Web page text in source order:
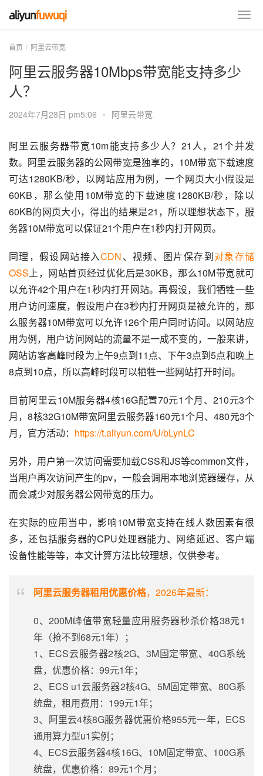
首页 阿里云带宽
阿里云服务器10Mbps带宽能支持多少
人？
2024年7月28日 pm5:06 • 阿里云带宽
阿里云服务器带宽10m能支持多少人？21人，21个并发
数。阿里云服务器的公网带宽是独享的，10M带宽下载速度
可达1280KB/秒，以网站应用为例，一个网页大小假设是
60KB，那么使用10M带宽的下载速度1280KB/秒，除以
60KB的网页大小，得出的结果是21，所以理想状态下，服
务器10M带宽可以保证21个用户在1秒内打开网页。
同理，假设网站接入CDN、视频、图片保存到对象存储
OSS上，网站首页经过优化后是30KB，那么10M带宽就可
以允许42个用户在1秒内打开网站。再假设，我们牺牲一些
用户访问速度，假设用户在3秒内打开网页是被允许的，那
么服务器10M带宽可以允许126个用户同时访问。以网站应
用为例，用户访问网站的流量不是一成不变的，一般来讲，
网站访客高峰时段为上午9点到11点、下午3点到5点和晚上
8点到10点，所以高峰时段可以牺牲一些网站打开时间。
目前阿里云10M服务器4核16G配置70元1个月、210元3个
月，8核32G10M带宽阿里云服务器160元1个月、480元3个
月，官方活动： https://t.aliyun.com/U/bLynLC
另外，用户第一次访问需要加载CSS和JS等common文件，
当用户再次访问产生的pv，一般会调用本地浏览器缓存，从
而会减少对服务器公网带宽的压力。
在实际的应用当中，影响10M带宽支持在线人数因素有很
多，还包括服务器的CPU处理器能力、网络延迟、客户端
设备性能等等，本文计算方法比较理想，仅供参考。
阿里云服务器租用优惠价格，2026年最新：
0、200M峰值带宽轻量应用服务器秒杀价格38元1
年（抢不到68元1年）；
1、ECS云服务器2核2G、3M固定带宽、40G系统
盘，优惠价格：99元1年；
2、ECS u1云服务器2核4G、5M固定带宽、80G系
统盘，租用费用：199元1年；
3、阿里云4核8G服务器优惠价格955元一年，ECS
通用算力型u1实例；
4、ECS云服务器4核16G、10M固定带宽、100G系
统盘，优惠价格：89元1个月；